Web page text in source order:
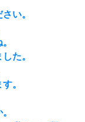
い。
た。
。